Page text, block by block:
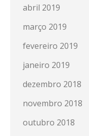
abril 2019
março 2019
fevereiro 2019
janeiro 2019
dezembro 2018
novembro 2018
outubro 2018